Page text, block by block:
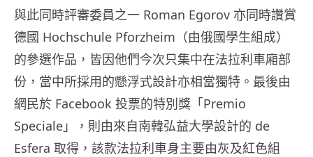
與此同時評審委員之一 Roman Egorov 亦同時讚賞
德國 Hochschule Pforzheim（由俄國學生組成）
的參選作品，皆因他們今次只集中在法拉利車廂部
份，當中所採用的懸浮式設計亦相當獨特。最後由
網民於 Facebook 投票的特別獎「Premio
Speciale」，則由來自南韓弘益大學設計的 de
Esfera 取得，該款法拉利車身主要由灰及紅色組